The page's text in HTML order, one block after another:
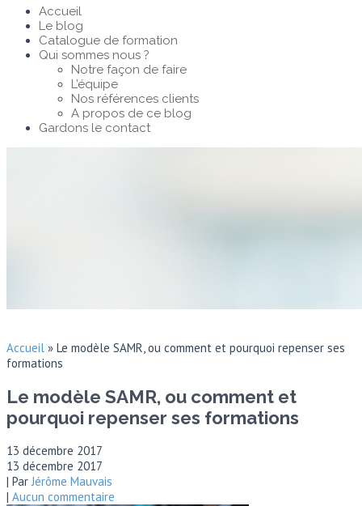
Accueil
Le blog
Catalogue de formation
Qui sommes nous ?
Notre façon de faire
L’équipe
Nos références clients
A propos de ce blog
Gardons le contact
Accueil » Le modèle SAMR, ou comment et pourquoi repenser ses
formations
Le modèle SAMR, ou comment et
pourquoi repenser ses formations
13 décembre 2017
13 décembre 2017
| ParJérôme Mauvais
| Aucun commentaire